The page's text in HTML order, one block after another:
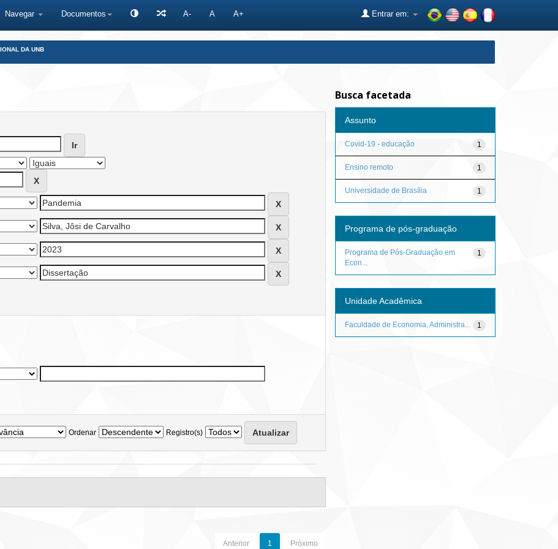
Navegar Documentos A- A A+ Entrar em:
DA UNB
Ordenar Registro(s)
Anterior 1 Próximo
Busca facetada
Assunto
1
Covid-19 - educação
1
Ensino remoto
1
Universidade de Brasília
Programa de pós-graduação
1
Programa de Pós-Graduação em
Econ...
Unidade Acadêmica
1
Faculdade de Economia, Administra...